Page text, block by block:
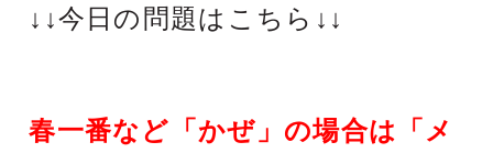
↓↓今日の問題はこちら↓↓
春一番など「かぜ」の場合は「メ